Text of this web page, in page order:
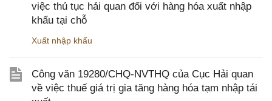
việc thủ tục hải quan đối với hàng hóa xuất nhập
khẩu tại chỗ
Xuất nhập khẩu
Công văn 19280/CHQ-NVTHQ của Cục Hải quan
về việc thuế giá trị gia tăng hàng hóa tạm nhập tái